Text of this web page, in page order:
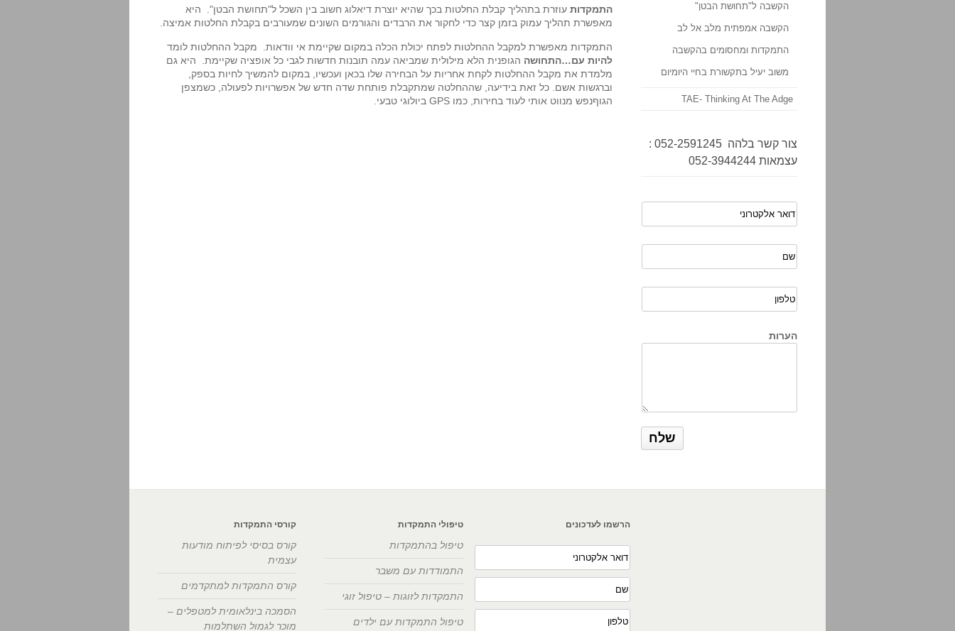
התמקדות עוזרת בתהליך קבלת החלטות בכך שהיא יוצרת דיאלוג חשוב בין השכל ל"תחושת הבטן". היא
מאפשרת תהליך עמוק בזמן קצר כדי לחקור את הרבדים והגורמים השונים שמעורבים בקבלת החלטות אמיצה.
התמקדות מאפשרת למקבל ההחלטות לפתח יכולת הכלה במקום שקיימת אי וודאות. מקבל ההחלטות לומד
להיות עם…התחושה הגופנית הלא מילולית שמביאה עמה תובנות חדשות לגבי כל אופציה שקיימת. היא גם
מלמדת את מקבל ההחלטות לקחת אחריות על הבחירה שלו בכאן ועכשיו, במקום להמשיך לחיות בספק,
וברגשות אשם. כל זאת בידיעה, שההחלטה שמתקבלת פותחת שדה חדש של אפשרויות לפעולה, כשמצפן
הגוףנפש מנווט אותי לעוד בחירות, כמו GPS ביולוגי טבעי.
הקשבה ל"תחושת הבטן"
הקשבה אמפתית מלב אל לב
התמקדות ומחסומים בהקשבה
משוב יעיל בתקשורת בחיי היומיום
TAE- Thinking At The Adge
צור קשר בלהה 052-2591245 :
עצמאות 052-3944244
הערות
קורסי התמקדות
קורס בסיסי לפיתוח מודעות
עצמית
קורס התמקדות למתקדמים
הסמכה בינלאומית למטפלים –
מוכר לגמול השתלמות
טיפולי התמקדות
טיפול בהתמקדות
התמודדות עם משבר
התמקדות לזוגות – טיפול זוגי
טיפול התמקדות עם ילדים
הרשמו לעדכונים